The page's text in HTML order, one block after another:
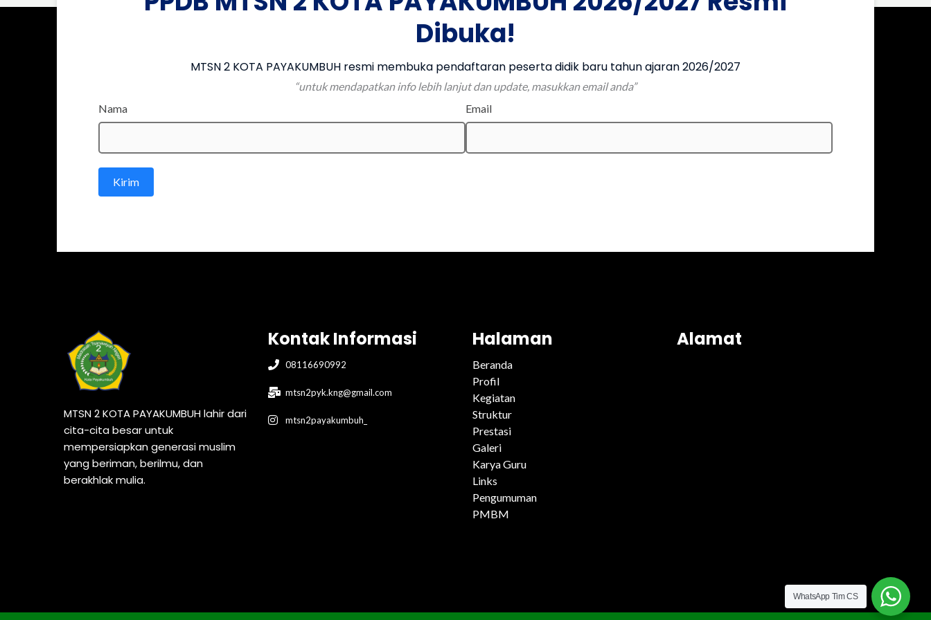
Dibuka!
MTSN 2 KOTA PAYAKUMBUH resmi membuka pendaftaran peserta didik baru tahun ajaran 2026/2027
“untuk mendapatkan info lebih lanjut dan update, masukkan email anda”
Nama
Email
Kirim
MTSN 2 KOTA PAYAKUMBUH lahir dari
cita-cita besar untuk
mempersiapkan generasi muslim
yang beriman, berilmu, dan
berakhlak mulia.
Kontak Informasi
08116690992
mtsn2pyk.kng@gmail.com
mtsn2payakumbuh_
Halaman
Beranda
Profil
Kegiatan
Struktur
Prestasi
Galeri
Karya Guru
Links
Pengumuman
PMBM
Alamat
WhatsApp Tim CS